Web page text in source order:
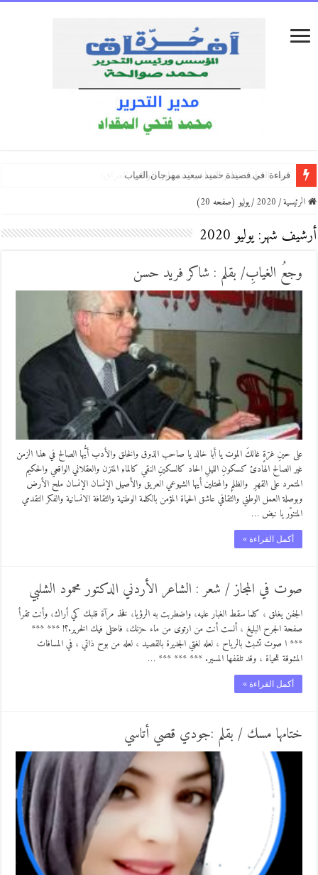
كفّي/بقلم:زكي العلي ( العراق )
ضفة الغياب/ بقلم:الشاعر استيفات الوالي
الكتاب الذي انتظرته ثلاثين عامًا… «لقد اخترت»
الرئيسية/
2020
/يوليو (صفحه 20)
أرشيف شهر:يوليو 2020
وجعُ الغيابِ/ بقلم : شاكر فريد حسن
على حينِ غرّةٍ غالكَ الموت يا أبا خالد يا صاحب الذوق والخلق والأدب أيُّها الصالح في هذا الزمن
غير الصالح الهادئ كسكونِ الليلِ الحاد كالسكينِ النقي كالماءِ المتزن والعقلاني الواقعي والحكيم
المتمرد على القهرِ والظلمِ والمحتلين أيها الشيوعي العريق والأصيل الإنسان الإنسان ملح الأرض
وبوصلة العمل الوطني والثقافي عاشق الحياة المؤمن بالكلمة الوطنية والثقافة الانسانية والفكر التقدمي
المتنوّر يا نبض …
أكمل القراءة »
صوت في المجاز / شعر : الشاعر الأردني الدكتور محمود الشلبي
الجفن يغلق ، كلما سقط الغبار عليه، واضطربت به الرؤيا، فخذ مرآة قلبك كي أراك، وأنت تقرأ
صفحة الجرح البليغ ، ألست أنت من ارتوى من ماء حزنك، فاعتلى فيك الخرير.؟! *** ***
*** ا صوت تشبث بالرياح ، لعله لغتي الجديرة بالقصيد ، لعله من بوح ذاتي ، في المسافات
المشوقة للحياة ، وقد تلقفها المسير. *** *** *** …
أكمل القراءة »
ختامها مسك / بقلم :جودي قصي أتاسي